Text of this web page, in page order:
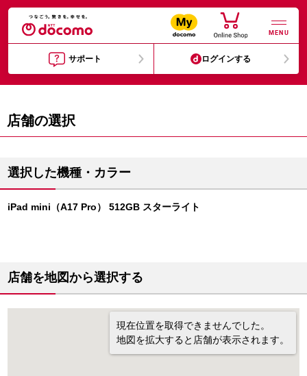
MENU
サポート ログインする
店舗の選択
選択した機種・カラー
iPad mini（A17 Pro） 512GB スターライト
店舗を地図から選択する
現在位置を取得できませんでした。
地図を拡大すると店舗が表示されます。